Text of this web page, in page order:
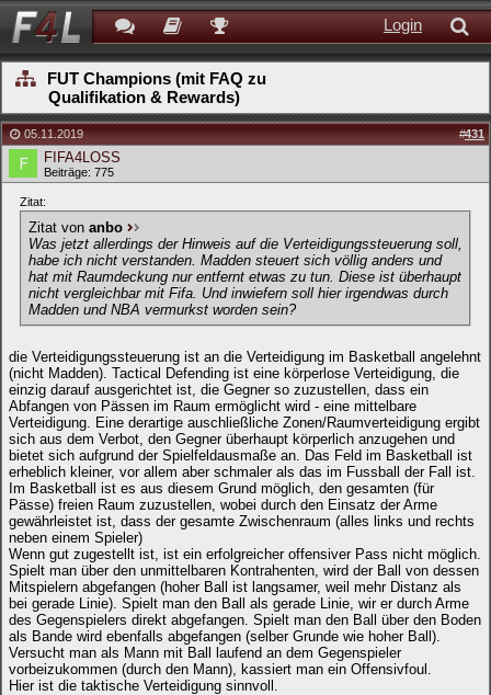
Login
FUT Champions (mit FAQ zu
Qualifikation & Rewards)
05.11.2019 #431
FIFA4LOSS
Beiträge: 775
Zitat:
Zitat von anbo
Was jetzt allerdings der Hinweis auf die Verteidigungssteuerung soll,
habe ich nicht verstanden. Madden steuert sich völlig anders und
hat mit Raumdeckung nur entfernt etwas zu tun. Diese ist überhaupt
nicht vergleichbar mit Fifa. Und inwiefern soll hier irgendwas durch
Madden und NBA vermurkst worden sein?
die Verteidigungssteuerung ist an die Verteidigung im Basketball angelehnt
(nicht Madden). Tactical Defending ist eine körperlose Verteidigung, die
einzig darauf ausgerichtet ist, die Gegner so zuzustellen, dass ein
Abfangen von Pässen im Raum ermöglicht wird - eine mittelbare
Verteidigung. Eine derartige auschließliche Zonen/Raumverteidigung ergibt
sich aus dem Verbot, den Gegner überhaupt körperlich anzugehen und
bietet sich aufgrund der Spielfeldausmaße an. Das Feld im Basketball ist
erheblich kleiner, vor allem aber schmaler als das im Fussball der Fall ist.
Im Basketball ist es aus diesem Grund möglich, den gesamten (für
Pässe) freien Raum zuzustellen, wobei durch den Einsatz der Arme
gewährleistet ist, dass der gesamte Zwischenraum (alles links und rechts
neben einem Spieler)
Wenn gut zugestellt ist, ist ein erfolgreicher offensiver Pass nicht möglich.
Spielt man über den unmittelbaren Kontrahenten, wird der Ball von dessen
Mitspielern abgefangen (hoher Ball ist langsamer, weil mehr Distanz als
bei gerade Linie). Spielt man den Ball als gerade Linie, wir er durch Arme
des Gegenspielers direkt abgefangen. Spielt man den Ball über den Boden
als Bande wird ebenfalls abgefangen (selber Grunde wie hoher Ball).
Versucht man als Mann mit Ball laufend an dem Gegenspieler
vorbeizukommen (durch den Mann), kassiert man ein Offensivfoul.
Hier ist die taktische Verteidigung sinnvoll.